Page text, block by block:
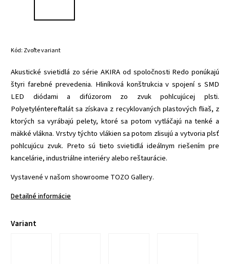
Kód: Zvoľte variant
Akustické svietidlá zo série AKIRA od spoločnosti Redo ponúkajú
štyri farebné prevedenia. Hliníková konštrukcia v spojení s SMD
LED diódami a difúzorom zo zvuk pohlcujúcej plsti.
Polyetyléntereftalát sa získava z recyklovaných plastových fliaš, z
ktorých sa vyrábajú pelety, ktoré sa potom vytláčajú na tenké a
mäkké vlákna. Vrstvy týchto vlákien sa potom zlisujú a vytvoria plsť
pohlcujúcu zvuk. Preto sú tieto svietidlá ideálnym riešením pre
kancelárie, industriálne interiéry alebo reštaurácie.
Vystavené v našom showroome TOZO Gallery.
Detailné informácie
Variant